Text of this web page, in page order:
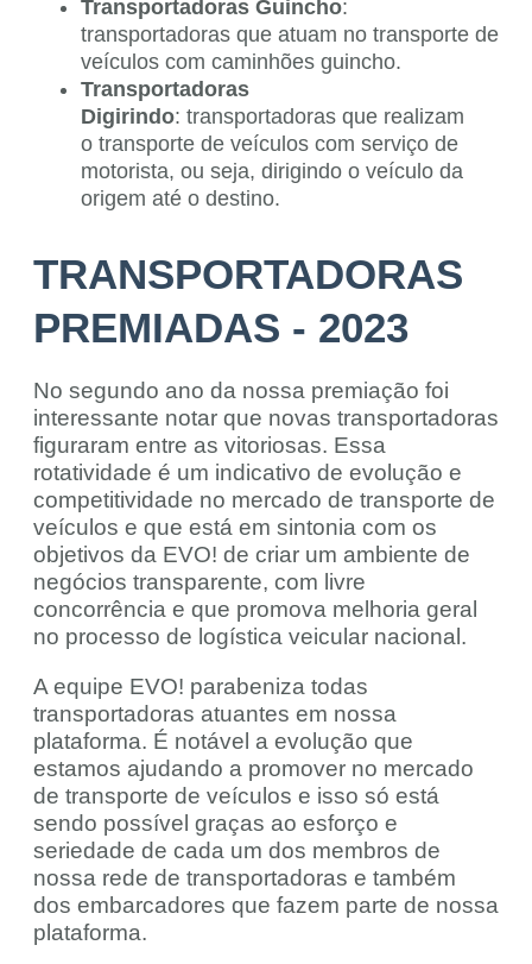
Transportadoras Guincho:
transportadoras que atuam no transporte de
veículos com caminhões guincho.
Transportadoras
Digirindo: transportadoras que realizam
o transporte de veículos com serviço de
motorista, ou seja, dirigindo o veículo da
origem até o destino.
TRANSPORTADORAS
PREMIADAS - 2023
No segundo ano da nossa premiação foi
interessante notar que novas transportadoras
figuraram entre as vitoriosas. Essa
rotatividade é um indicativo de evolução e
competitividade no mercado de transporte de
veículos e que está em sintonia com os
objetivos da EVO! de criar um ambiente de
negócios transparente, com livre
concorrência e que promova melhoria geral
no processo de logística veicular nacional.
A equipe EVO! parabeniza todas
transportadoras atuantes em nossa
plataforma. É notável a evolução que
estamos ajudando a promover no mercado
de transporte de veículos e isso só está
sendo possível graças ao esforço e
seriedade de cada um dos membros de
nossa rede de transportadoras e também
dos embarcadores que fazem parte de nossa
plataforma.